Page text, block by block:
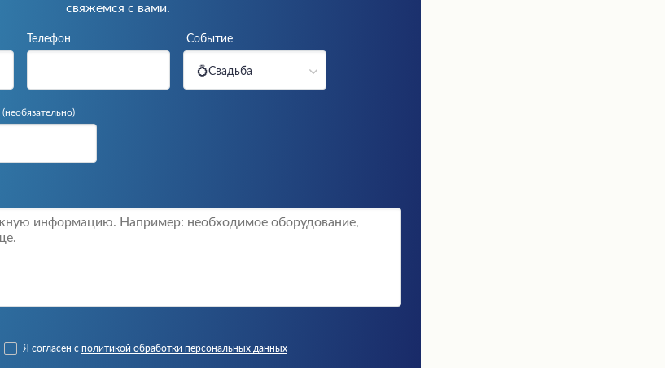
свяжемся с вами.
Телефон Событие
💍Свадьба
(необязательно)
Я согласен с политикой обработки персональных данных